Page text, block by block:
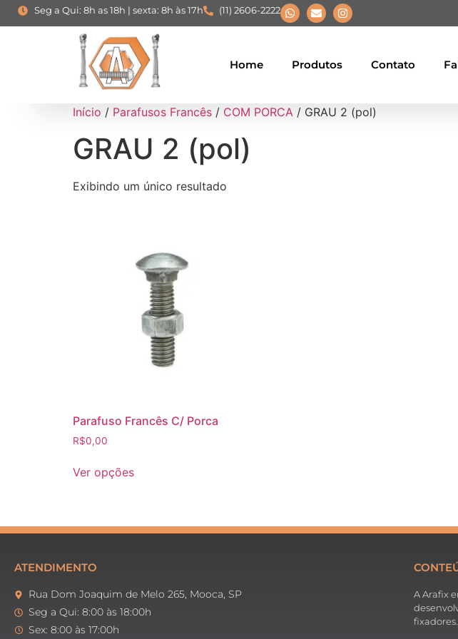
Seg a Qui: 8h as 18h | sexta: 8h às 17h (11) 2606-2222
Home Produtos Contato
Início / Parafusos Francês / COM PORCA / GRAU 2 (pol)
GRAU 2 (pol)
Exibindo um único resultado
Parafuso Francês C/ Porca
R$0,00
Ver opções
ATENDIMENTO
Rua Dom Joaquim de Melo 265, Mooca, SP
Seg a Qui: 8:00 às 18:00h
Sex: 8:00 às 17:00h
A Arafix